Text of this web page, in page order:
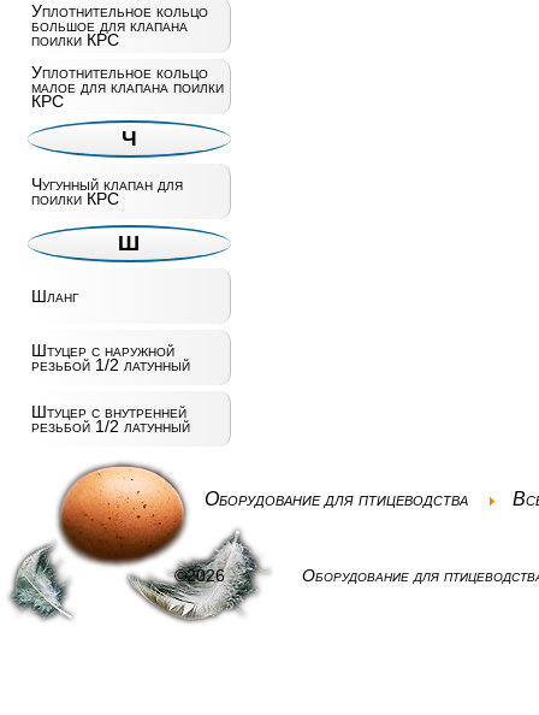
Уплотнительное кольцо
большое для клапана
поилки КРС
Уплотнительное кольцо
малое для клапана поилки
КРС
Ч
Чугунный клапан для
поилки КРС
Ш
Шланг
Штуцер с наружной
резьбой 1/2 латунный
Штуцер с внутренней
резьбой 1/2 латунный
Оборудование для птицеводства
©2026 Оборудование для